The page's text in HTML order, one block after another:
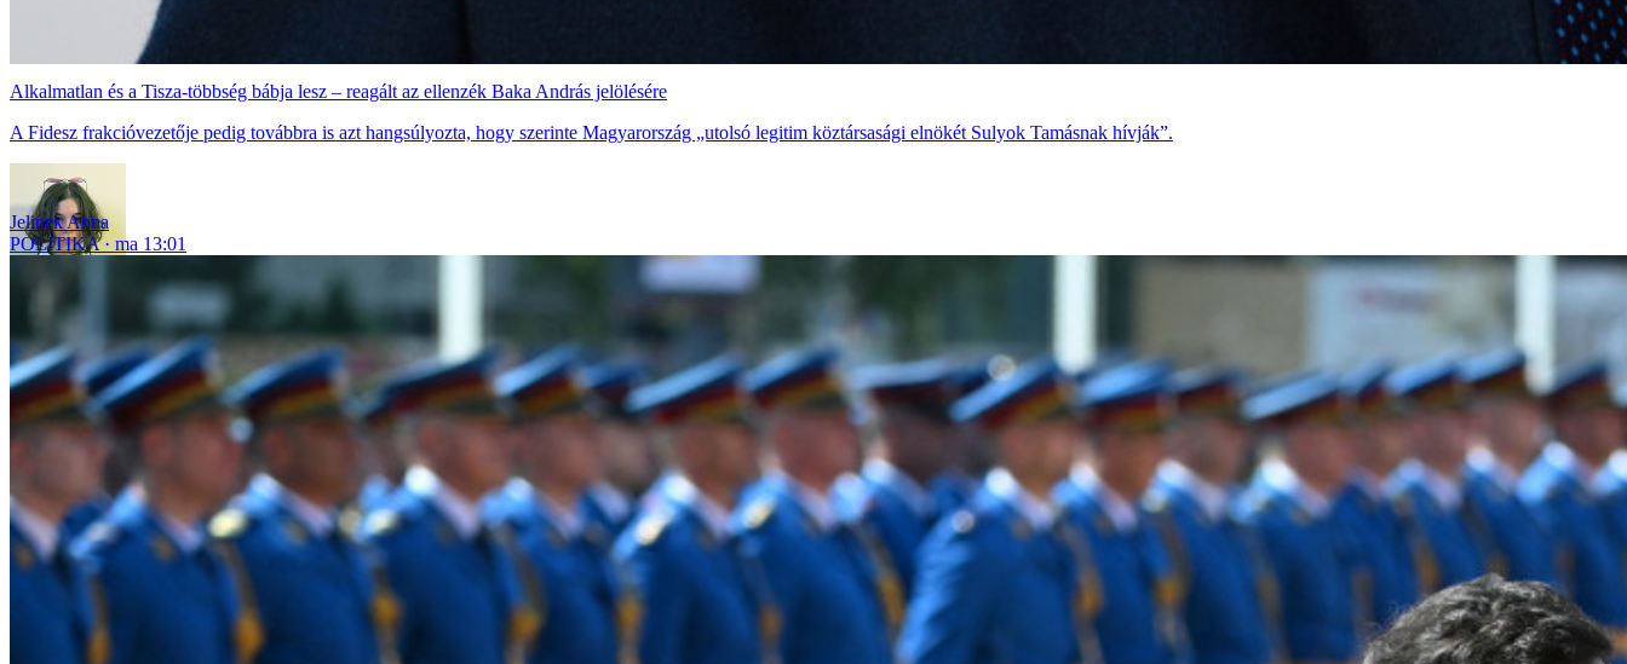
Alkalmatlan és a Tisza-többség bábja lesz – reagált az ellenzék Baka András jelölésére
A Fidesz frakcióvezetője pedig továbbra is azt hangsúlyozta, hogy szerinte Magyarország „utolsó legitim köztársasági elnökét Sulyok Tamásnak hívják”.
Jelinek Anna
POLITIKA
ma 13:01